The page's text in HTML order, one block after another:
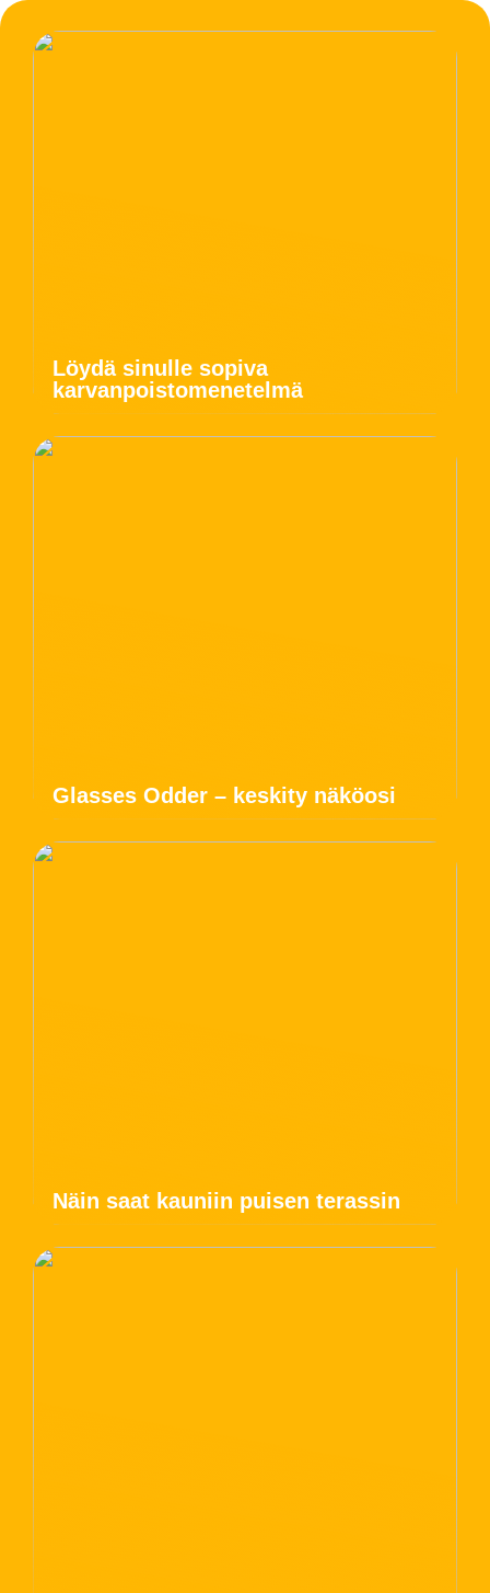
Löydä sinulle sopiva
karvanpoistomenetelmä
Glasses Odder – keskity näköosi
Näin saat kauniin puisen terassin